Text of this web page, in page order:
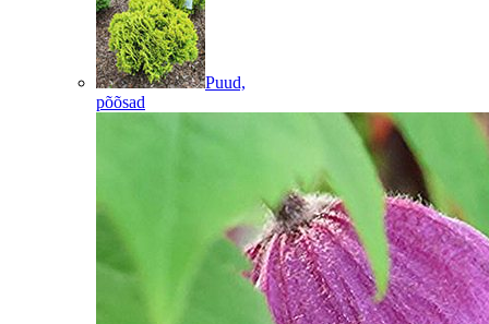
Puud,
põõsad